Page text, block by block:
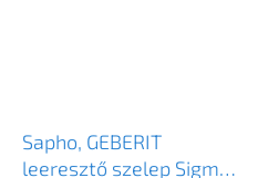
Sapho, GEBERIT
leeresztő szelep Sigma